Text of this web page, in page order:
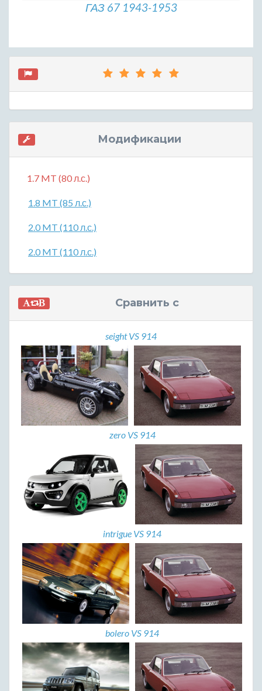
ГАЗ 67 1943-1953
Модификации
1.7 MT (80 л.с.)
1.8 MT (85 л.с.)
2.0 MT (110 л.с.)
2.0 MT (110 л.с.)
Сравнить с
seight VS 914
zero VS 914
intrigue VS 914
bolero VS 914